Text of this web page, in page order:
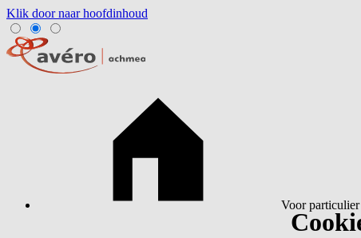
Klik door naar hoofdinhoud
Voor particulier